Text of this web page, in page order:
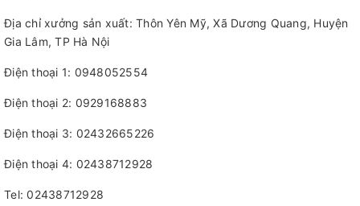
Địa chỉ xưởng sản xuất: Thôn Yên Mỹ, Xã Dương Quang, Huyện
Gia Lâm, TP Hà Nội
Điện thoại 1: 0948052554
Điện thoại 2: 0929168883
Điện thoại 3: 02432665226
Điện thoại 4: 02438712928
Tel: 02438712928